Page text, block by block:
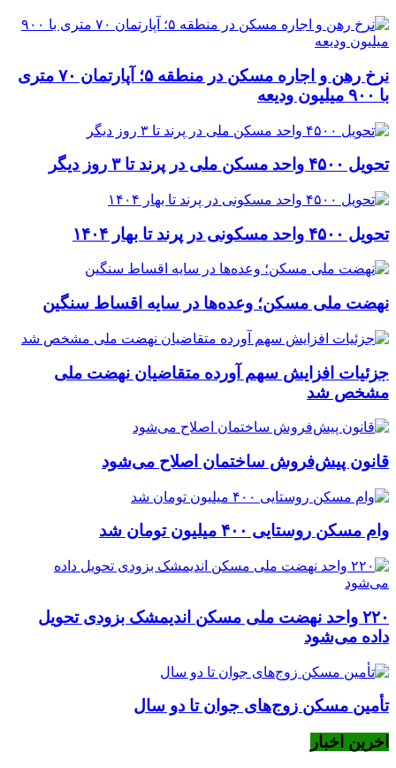
نرخ‌ رهن و اجاره مسکن در منطقه ۵؛ آپارتمان ۷۰ متری
با ۹۰۰ میلیون ودیعه
تحویل ۴۵۰۰ واحد مسکن ملی در پرند تا ۳ روز دیگر
تحویل ۴۵۰۰ واحد مسکونی در پرند تا بهار ۱۴۰۴
نهضت ملی مسکن؛ وعده‌ها در سایه اقساط سنگین
جزئیات افزایش سهم آورده متقاضیان نهضت ملی
مشخص شد
قانون پیش‌فروش ساختمان اصلاح می‌شود
وام مسکن روستایی ۴۰۰ میلیون تومان شد
۲۲۰ واحد نهضت ملی مسکن اندیمشک بزودی تحویل
داده می‌شود
تأمین مسکن زوج‌های جوان تا دو سال
اخرین اخبار